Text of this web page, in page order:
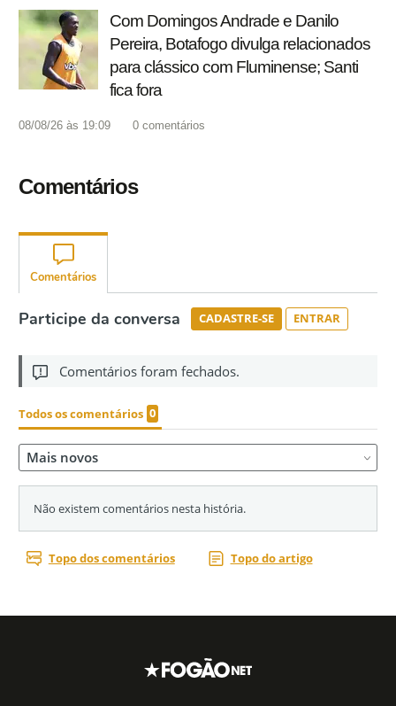
Com Domingos Andrade e Danilo
Pereira, Botafogo divulga relacionados
para clássico com Fluminense; Santi
fica fora
08/08/26 às 19:09 0 comentários
Comentários